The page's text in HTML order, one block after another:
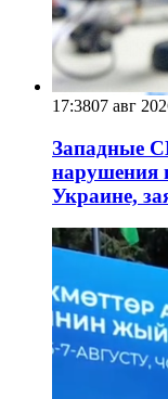
17:3807 авг
Западные
нарушения
Украине,